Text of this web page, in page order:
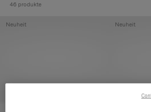
46 produkte
Neuheit Neuheit